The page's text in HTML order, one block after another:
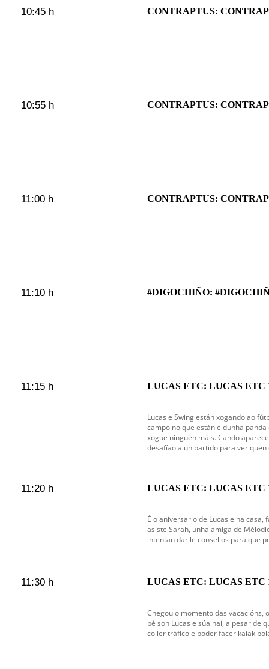
10:45 h CONTRAPTUS:
10:55 h CONTRAPTUS:
11:00 h CONTRAPTUS:
11:10 h #DIGOCHIÑO:
11:15 h LUCAS ETC: LUCAS ETC
Lucas e Swing están xogando ao
campo no que están é dunha
xogue ninguén máis. Cando
desafíao a un partido para ver quen
11:20 h LUCAS ETC: LUCAS ETC
É o aniversario de Lucas e na
asiste Sarah, unha amiga de
intentan darlle consellos para que
11:30 h LUCAS ETC: LUCAS ETC
Chegou o momento das vacacións,
pé son Lucas e súa nai, a pesar de
coller tráfico e poder facer kaiak